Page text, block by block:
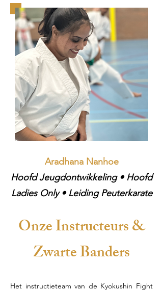
Aradhana Nanhoe​
Hoofd Jeugdontwikkeling • Hoofd
Ladies Only ​• Leiding Peuterkarate
Onze Instructeurs &
Zwarte Banders
Het instructieteam van de Kyokushin Fight